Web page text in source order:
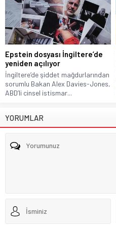
Epstein dosyası İngiltere’de
yeniden açılıyor
İngiltere’de şiddet mağdurlarından
sorumlu Bakan Alex Davies-Jones,
ABD’li cinsel istismar...
YORUMLAR